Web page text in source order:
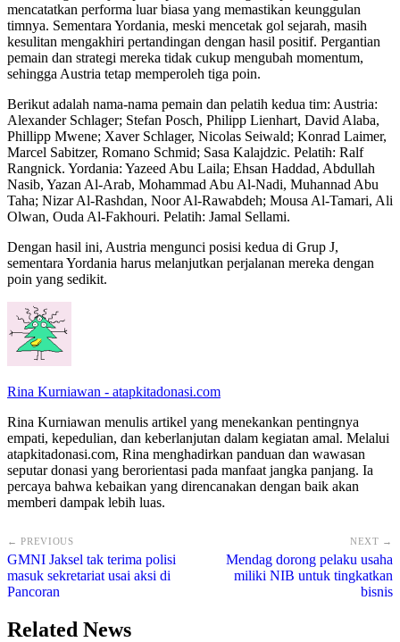
mencatatkan performa luar biasa yang memastikan keunggulan
timnya. Sementara Yordania, meski mencetak gol sejarah, masih
kesulitan mengakhiri pertandingan dengan hasil positif. Pergantian
pemain dan strategi mereka tidak cukup mengubah momentum,
sehingga Austria tetap memperoleh tiga poin.
Berikut adalah nama-nama pemain dan pelatih kedua tim: Austria:
Alexander Schlager; Stefan Posch, Philipp Lienhart, David Alaba,
Phillipp Mwene; Xaver Schlager, Nicolas Seiwald; Konrad Laimer,
Marcel Sabitzer, Romano Schmid; Sasa Kalajdzic. Pelatih: Ralf
Rangnick. Yordania: Yazeed Abu Laila; Ehsan Haddad, Abdullah
Nasib, Yazan Al-Arab, Mohammad Abu Al-Nadi, Muhannad Abu
Taha; Nizar Al-Rashdan, Noor Al-Rawabdeh; Mousa Al-Tamari, Ali
Olwan, Ouda Al-Fakhouri. Pelatih: Jamal Sellami.
Dengan hasil ini, Austria mengunci posisi kedua di Grup J,
sementara Yordania harus melanjutkan perjalanan mereka dengan
poin yang sedikit.
Rina Kurniawan - atapkitadonasi.com
Rina Kurniawan menulis artikel yang menekankan pentingnya
empati, kepedulian, dan keberlanjutan dalam kegiatan amal. Melalui
atapkitadonasi.com, Rina menghadirkan panduan dan wawasan
seputar donasi yang berorientasi pada manfaat jangka panjang. Ia
percaya bahwa kebaikan yang direncanakan dengan baik akan
memberi dampak lebih luas.
← PREVIOUS
GMNI Jaksel tak terima polisi
masuk sekretariat usai aksi di
Pancoran
NEXT →
Mendag dorong pelaku usaha
miliki NIB untuk tingkatkan
bisnis
Related News